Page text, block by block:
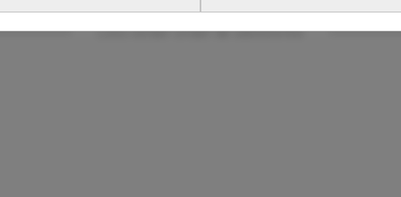
Lees verder onder de advertentie